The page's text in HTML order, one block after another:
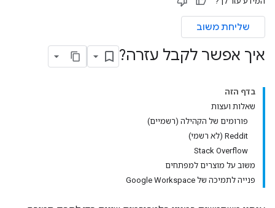
שליחת משוב
איך אפשר לקבל עזרה?
בדף הזה
שאלות ועצות
פורומים של הקהילה (רשמיים)
Reddit (לא רשמי)
Stack Overflow
משוב על מוצרים למפתחים
פנייה לתמיכה של Google Workspace